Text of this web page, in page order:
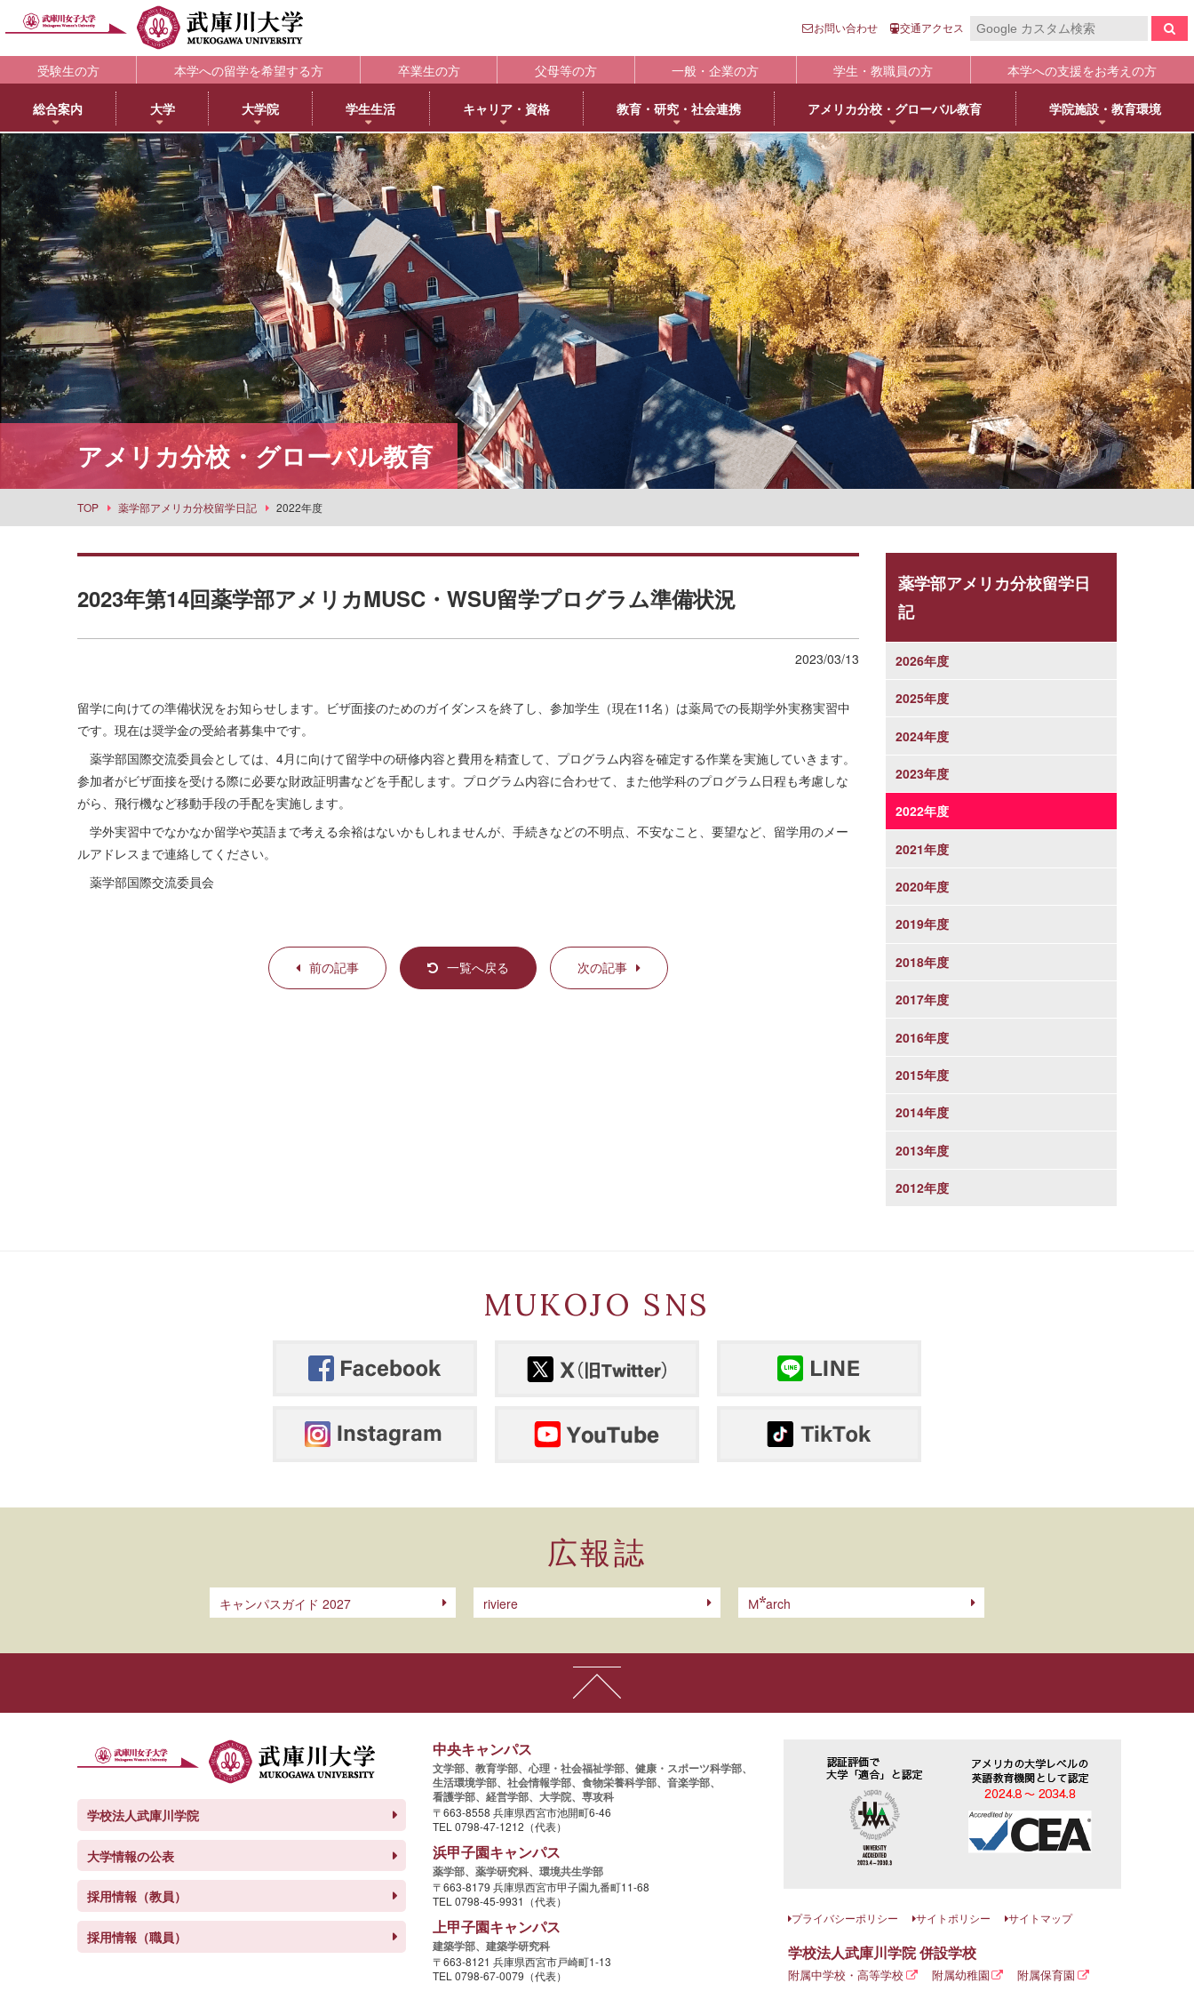
お問い合わせ 交通アクセス
受験生の方 本学への留学を希望する方 卒業生の方 父母等の方 一般・企業の方 学生・教職員の方 本学への支援をお考えの方
総合案内
理念・歴史
教育理念
学院長メッセージ
学長メッセージ
3つのポリシーとアセスメントポリシー
学びの特徴
武庫川女子大学のあゆみ
キャンパス
交通アクセス
キャンパス紹介
内部質保証体制
大学評価
認証評価
自己点検・評価
大学情報の公表
IR（Institutional Research）情報
学校法人武庫川学院
武庫川学院創立80周年
高等教育の修学支援新制度について
大学
大学
日本語日本文学科
歴史文化学科
英語グローバル学科
教育学科
心理学科
社会福祉学科
健康・スポーツ科学科
スポーツマネジメント学科
生活環境学科
社会情報学科
食物栄養学科
食創造科学科
建築学科
景観建築学科
演奏学科
応用音楽学科
薬学科
健康生命薬科学科
経営学科
目指せる主な進路・取得できる教員免許
共通教育
共通教育部
履修・成績
シラバス
履修便覧
成績評価
教員情報検索
教員一覧
名誉教授一覧
大学院
大学院・専攻科
大学院NEWS・EVENTS
日本語日本文学専攻
英語英米文学専攻
教育学専攻
臨床心理学専攻
臨床教育学専攻
健康・スポーツ科学専攻
生活環境学専攻
食物栄養学専攻
食創造科学専攻
建築学専攻
景観建築学専攻
薬学専攻
薬科学専攻
看護学専攻
音楽専攻科
学生生活
学生支援部署
教務部
学生部
国際センター
学校教育センター
キャリアセンター
総合情報システム部（ICTヘルプデスク）
健康サポートセンター
学生相談センター
学生サポート室（障がい学生支援）
スポーツセンター
丹嶺学苑研修センター
男女共同参画推進課
事業部
武庫女エンタープライズ
学生支援の概要
褒賞制度
修学支援新制度
奨学金制度
下宿・ワンルームマンション（武庫女エンタープライズ）
オフィスアワー
アルバイト
キャンパスライフ
売店・本/食堂・カフェ
キャンパスカレンダー
学友会・委員会
クラブ・同好会
学内ボランティア団体
武庫女Style
学費等納付金
学則
キャリア・資格
キャリア支援
キャリアセンター
薬学部学生の就職支援
内定先輩アドバイザーの声
資格取得
取得可能な資格
エクステンション講座
教員採用試験対策
編入
編入学について
大学院進学
大学院・専攻科入試ガイド
教育・研究・社会連携
研究所
教育総合研究所
健康科学総合研究所
女性活躍総合研究所
教育・研究サポート
研究ポータル
動物実験委員会
女性研究リーダー育成推進センター
武庫川女子大学 サイエンス・コモンズ
センター
スポーツセンター
社会連携
社会連携推進センター
発達・臨床心理センター
子育てひろば
ブラウン・ライス・ウィーク
教育連携
MUKOJO ミライ☆ラボ
大学間教育研究連携
生涯学習
オープンカレッジ
大学院／専攻科紹介
科目等履修について
リカレント教育
MUKOnoa+
教員情報検索
アメリカ分校・グローバル教育
アメリカ分校で学ぶ
アメリカ分校（English）
留学プログラム
日本文化センター
アメリカ分校キャンパスマップ
CEA認定状について
BLOG
教育学科アメリカ分校留学
薬学部アメリカ分校留学日記
国際センター
学院施設・教育環境
附属図書館
利用案内
蔵書検索
マイライブラリ
データベース一覧
武庫川女子大学リポジトリ
LibrariE
学習・研究支援
附属総合ミュージアム
利用案内
所蔵品検索
施設紹介
中央キャンパス
浜甲子園キャンパス
上甲子園キャンパス・甲子園会館
西宮北口キャンパス
武庫女ステーションキャンパス
北摂キャンパス・丹嶺学苑研修センター
アメリカ分校
アメリカ分校・グローバル教育
TOP 薬学部アメリカ分校留学日記 2022年度
2023年第14回薬学部アメリカMUSC・WSU留学プログラム準備状況
2023/03/13
留学に向けての準備状況をお知らせします。ビザ面接のためのガイダンスを終了し、参加学生（現在11名）は薬局での長期学外実務実習中
です。現在は奨学金の受給者募集中です。
薬学部国際交流委員会としては、4月に向けて留学中の研修内容と費用を精査して、プログラム内容を確定する作業を実施していきます。
参加者がビザ面接を受ける際に必要な財政証明書などを手配します。プログラム内容に合わせて、また他学科のプログラム日程も考慮しな
がら、飛行機など移動手段の手配を実施します。
学外実習中でなかなか留学や英語まで考える余裕はないかもしれませんが、手続きなどの不明点、不安なこと、要望など、留学用のメー
ルアドレスまで連絡してください。
薬学部国際交流委員会
前の記事 一覧へ戻る 次の記事
薬学部アメリカ分校留学日
記
2026年度
2025年度
2024年度
2023年度
2022年度
2021年度
2020年度
2019年度
2018年度
2017年度
2016年度
2015年度
2014年度
2013年度
2012年度
MUKOJO SNS
広報誌
キャンパスガイド 2027 riviere M arch
学校法人武庫川学院
大学情報の公表
採用情報（教員）
採用情報（職員）
中央キャンパス
文学部、 教育学部、 心理・社会福祉学部、 健康・スポーツ科学部、
生活環境学部、 社会情報学部、 食物栄養科学部、 音楽学部、
看護学部、 経営学部、 大学院、 専攻科
〒663-8558 兵庫県西宮市池開町6-46
TEL 0798-47-1212（代表）
浜甲子園キャンパス
薬学部、 薬学研究科、 環境共生学部
〒663-8179 兵庫県西宮市甲子園九番町11-68
TEL 0798-45-9931（代表）
上甲子園キャンパス
建築学部、 建築学研究科
〒663-8121 兵庫県西宮市戸崎町1-13
TEL 0798-67-0079（代表）
プライバシーポリシー サイトポリシー サイトマップ
学校法人武庫川学院 併設学校
附属中学校・高等学校 附属幼稚園 附属保育園